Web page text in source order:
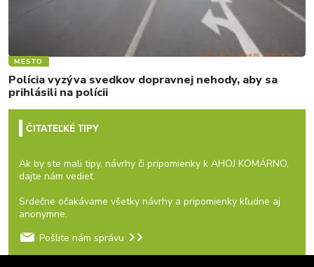
MESTO
Polícia vyzýva svedkov dopravnej nehody, aby sa
prihlásili na polícii
ČITATEĽKÉ TIPY
Ak by ste mali tipy, návrhy či pripomienky k AHOJ KOMÁRNO,
dajte nám vedieť.
Srdečne očakávame všetky návrhy a pripomienky kľudne aj
anonymne.
Pošlite nám správu